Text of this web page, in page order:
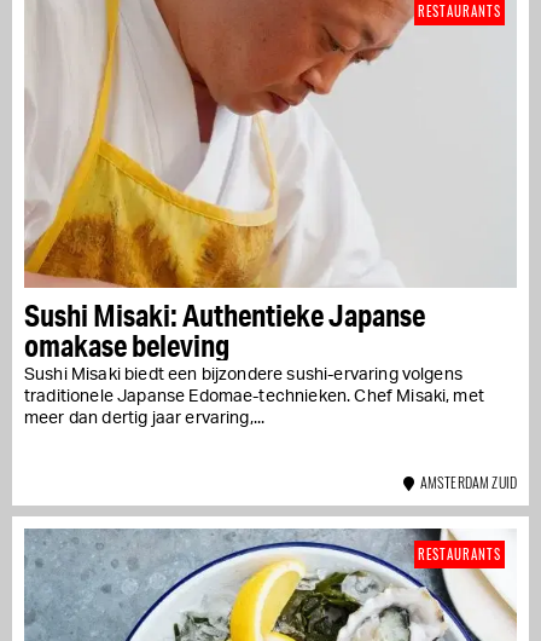
Sushi Misaki: Authentieke Japanse
omakase beleving
Sushi Misaki biedt een bijzondere sushi-ervaring volgens
traditionele Japanse Edomae-technieken. Chef Misaki, met
meer dan dertig jaar ervaring,...
RESTAURANTS
AMSTERDAM ZUID
RESTAURANTS